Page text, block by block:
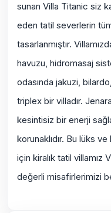
sunan Villa Titanic siz
eden tatil severlerin
tasarlanmıştır.
havuzu, hidromasaj
odasında jakuzi,
triplex bir villadır.
kesintisiz bir enerji
korunaklıdır. Bu lüks
için kiralık tatil villamız
değerli misafirlerimizi